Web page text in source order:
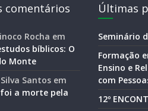
comentários
Rocha em
bíblicos: O
Monte
Santos em
a morte pela
Últimas
Seminário
Formação
Ensino e
com
12º